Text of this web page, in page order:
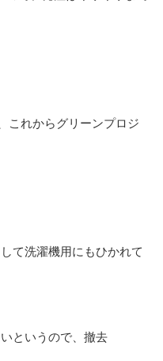
これからグリーンプロジ
て洗濯機用にもひかれて
というので、撤去